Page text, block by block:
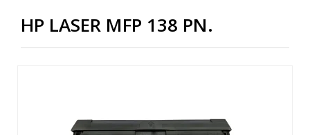
HP LASER MFP 138 PN.